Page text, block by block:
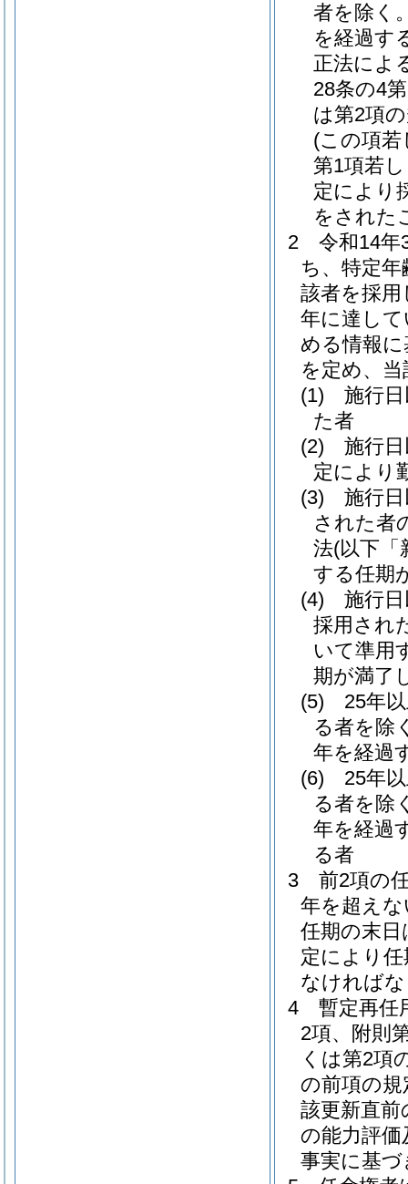
者を除く
を経過す
正法によ
28条の4
は第2項
(この項若
第1項若
定により
をされた
2
令和14年
ち、特定
該者を採
年に達し
める情報
を定め、
(1)
施行
た者
(2)
施行
定により
(3)
施行
された者
法(以下「
する任期
(4)
施行
採用され
いて準用
期が満了
(5)
25年
る者を除
年を経過
(6)
25年
る者を除
年を経過
る者
3
前2項の
年を超え
任期の末
定により
なければ
4
暫定再任
2項、附則
くは第2項
の前項の
該更新直前
の能力評
事実に基